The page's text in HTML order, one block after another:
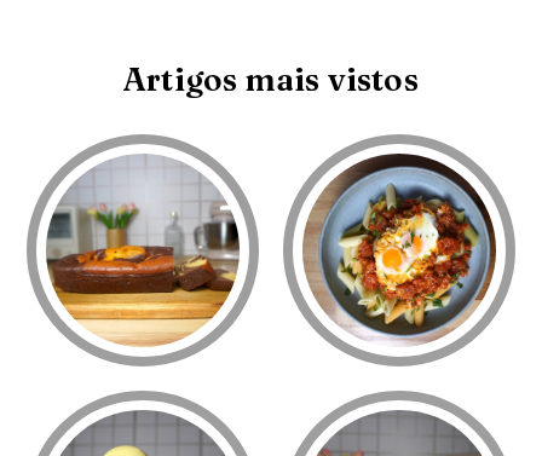
Artigos mais vistos